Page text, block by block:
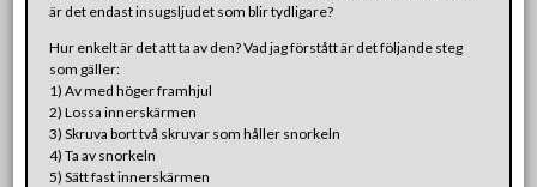
är det endast insugsljudet som blir tydligare?
Hur enkelt är det att ta av den? Vad jag förstått är det följande steg
som gäller:
1) Av med höger framhjul
2) Lossa innerskärmen
3) Skruva bort två skruvar som håller snorkeln
4) Ta av snorkeln
5) Sätt fast innerskärmen